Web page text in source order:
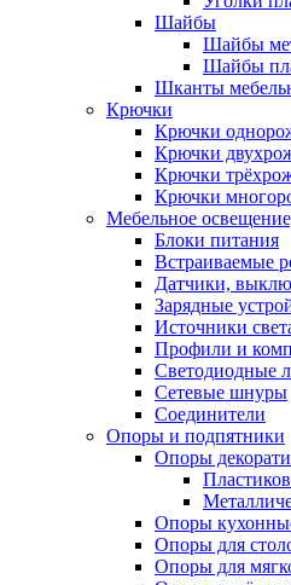
Шайбы
Шайбы
Шайбы
Шканты
Крючки
Крючки
Крючки
Крючки
Крючки
Мебельное
Блоки питания
Встраиваемые
Датчики,
Зарядные
Источники
Профили и
Светодиодные
Сетевые шнуры
Соединители
Опоры и подпятники
Опоры
Опоры
Опоры для
Опоры для